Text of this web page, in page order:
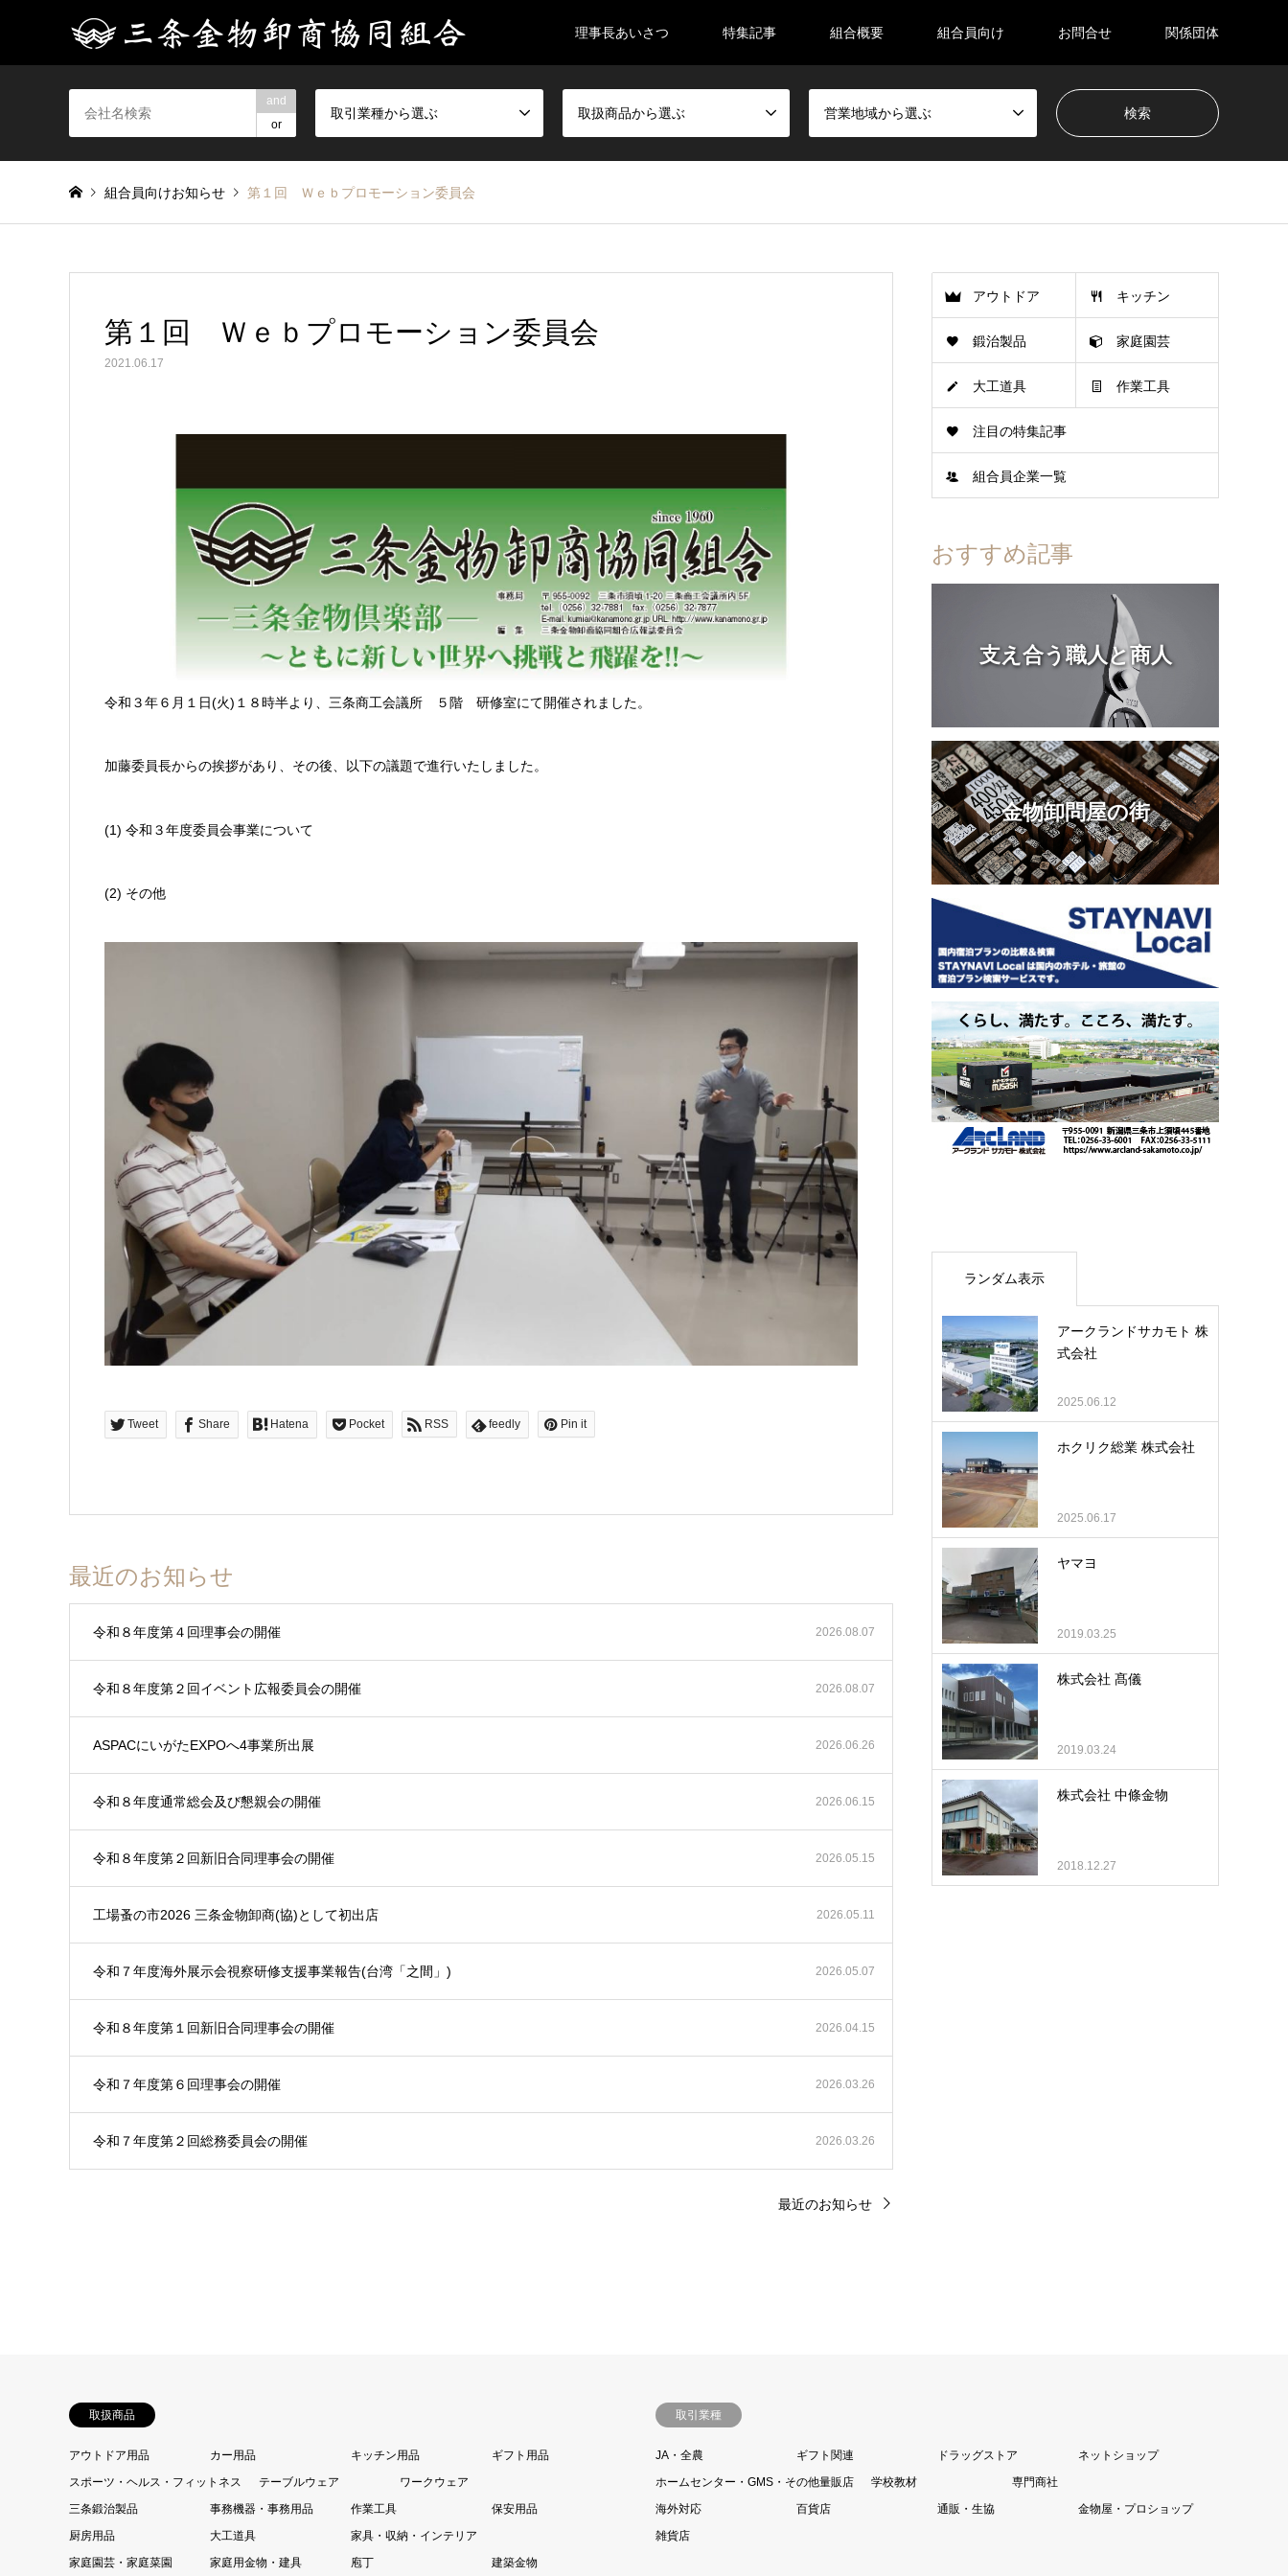
理事長あいさつ 特集記事 組合概要 組合員向け お問合せ 関係団体
and
or
取引業種から選ぶ 取扱商品から選ぶ 営業地域から選ぶ
組合員向けお知らせ 第１回 Ｗｅｂプロモーション委員会
第１回 Ｗｅｂプロモーション委員会
2021.06.17
令和３年６月１日(火)１８時半より、三条商工会議所 ５階 研修室にて開催されました。
加藤委員長からの挨拶があり、その後、以下の議題で進行いたしました。
(1) 令和３年度委員会事業について
(2) その他
Tweet Share Hatena Pocket RSS feedly Pin it
最近のお知らせ
令和８年度第４回理事会の開催 2026.08.07
令和８年度第２回イベント広報委員会の開催 2026.08.07
ASPACにいがたEXPOへ4事業所出展 2026.06.26
令和８年度通常総会及び懇親会の開催 2026.06.15
令和８年度第２回新旧合同理事会の開催 2026.05.15
工場蚤の市2026 三条金物卸商(協)として初出店 2026.05.11
令和７年度海外展示会視察研修支援事業報告(台湾「之間」) 2026.05.07
令和８年度第１回新旧合同理事会の開催 2026.04.15
令和７年度第６回理事会の開催 2026.03.26
令和７年度第２回総務委員会の開催 2026.03.26
最近のお知らせ
アウトドア キッチン
鍛治製品 家庭園芸
大工道具 作業工具
注目の特集記事
組合員企業一覧
おすすめ記事
支え合う職人と商人
金物卸問屋の街
ランダム表示
アークランドサカモト 株
式会社
2025.06.12
ホクリク総業 株式会社
2025.06.17
ヤマヨ
2019.03.25
株式会社 髙儀
2019.03.24
株式会社 中條金物
2018.12.27
取扱商品
アウトドア用品 カー用品 キッチン用品
ギフト用品
スポーツ・ヘルス・フィットネス
テーブルウェア
ワークウェア
三条鍛治製品
事務機器・事務用品 作業工具
保安用品
厨房用品
大工道具
家具・収納・インテリア
家庭園芸・家庭菜園
家庭用金物・建具 庖丁
建築金物
取引業種
JA・全農 ギフト関連 ドラッグストア
ネットショップ
ホームセンター・GMS・その他量販店
学校教材
専門商社
海外対応
百貨店 通販・生協
金物屋・プロショップ
雑貨店